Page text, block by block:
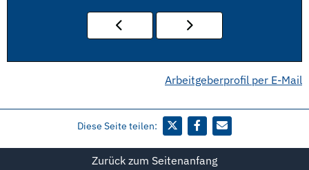
Arbeitgeberprofil per E-Mail
Diese Seite teilen:
Zurück zum Seitenanfang